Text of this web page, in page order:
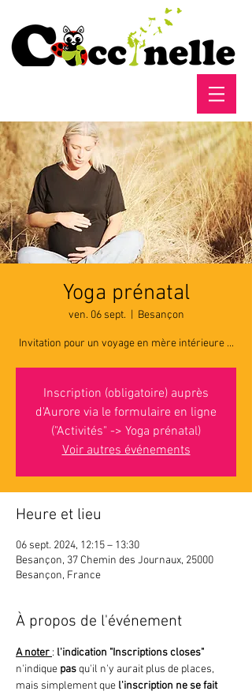
Yoga prénatal
ven. 06 sept. Besançon
Invitation pour un voyage en mère intérieure ...
Inscription (obligatoire) auprès
d'Aurore via le formulaire en ligne
("Activités" -> Yoga prénatal)
Voir autres événements
Heure et lieu
06 sept. 2024, 12:15 – 13:30
Besançon, 37 Chemin des Journaux, 25000
Besançon, France
À propos de l'événement
A noter : l'indication "Inscriptions closes"
n'indique pas qu'il n'y aurait plus de places,
mais simplement que l'inscription ne se fait